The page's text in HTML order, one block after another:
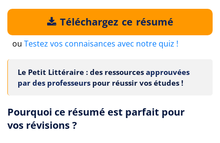
Téléchargez ce résumé
ou Testez vos connaisances avec notre quiz !
Le Petit Littéraire : des ressources approuvées
par des professeurs pour réussir vos études !
Pourquoi ce résumé est parfait pour
vos révisions ?